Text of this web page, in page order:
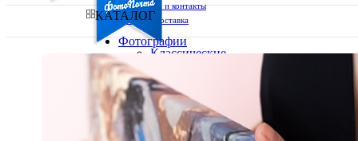
Поддержка и контакты
Оплата и доставка
Ваш город:
Ваш регион доставки
Выберите из списка:
КАТАЛОГ
Фотографии
Классические
10х15
13х18
15х15
15х20